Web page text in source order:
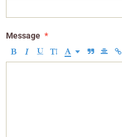
Message